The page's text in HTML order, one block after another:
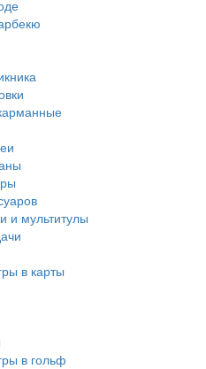
и мультитулы
в карты
в гольф